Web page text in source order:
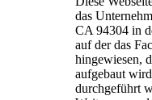
das
CA 94304 in
auf der das
hingewiesen,
aufgebaut
durchgeführt